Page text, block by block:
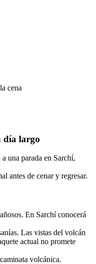
cena
día largo
una parada en Sarchí,
antes de cenar y regresar.
En Sarchí conocerá
Las vistas del volcán
actual no promete
volcánica.